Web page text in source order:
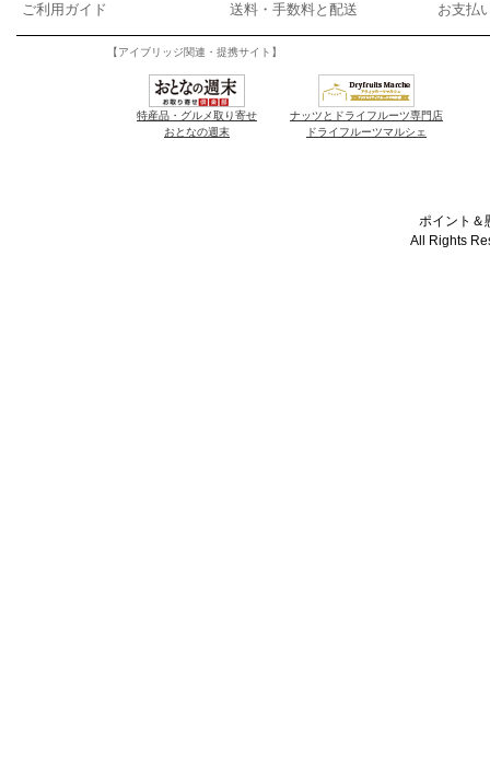
ご利用ガイド
送料・手数料と配送 お支払
【アイブリッジ関連・提携サイト】
特産品・グルメ取り寄せ
おとなの週末
ナッツとドライフルーツ専門店
ドライフルーツマルシェ
ポイント＆
All Rights